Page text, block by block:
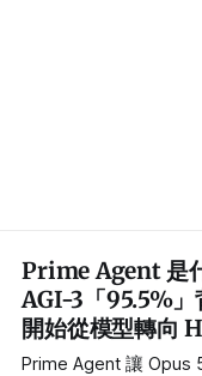
Prime Agent 是
AGI-3「95.5%」
開始從模型轉向
Prime Agent 讓 Opus